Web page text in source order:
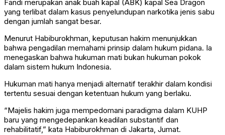
Fandi merupakan anak buah kapal (ABK) kapal Sea Dragon
yang terlibat dalam kasus penyelundupan narkotika jenis sabu
dengan jumlah sangat besar.
Menurut Habiburokhman, keputusan hakim menunjukkan
bahwa pengadilan memahami prinsip dalam hukum pidana. Ia
menegaskan bahwa hukuman mati bukan hukuman pokok
dalam sistem hukum Indonesia.
Hukuman mati hanya menjadi alternatif terakhir dalam kondisi
tertentu sesuai dengan ketentuan hukum yang berlaku.
“Majelis hakim juga mempedomani paradigma dalam KUHP
baru yang mengedepankan keadilan substantif dan
rehabilitatif,” kata Habiburokhman di Jakarta, Jumat.